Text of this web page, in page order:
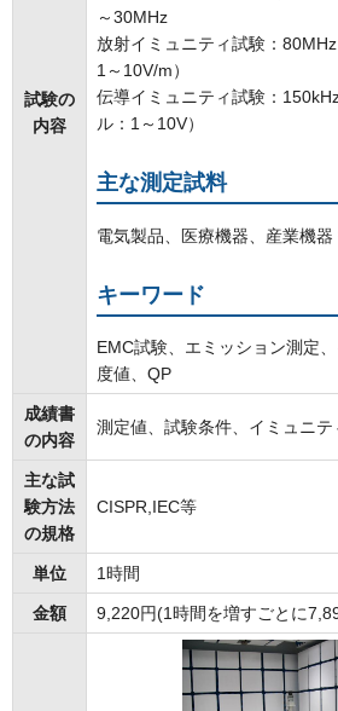
試験の
内容
～30MHz
放射イミュニティ試験：
1～10V/m）
伝導イミュニティ試験：
ル：1～10V）
主な測定試料
電気製品、医療機器、産業機器
キーワード
EMC試験、エミッション測定
度値、QP
成績書
の内容
測定値、試験条件、イミュニテ
主な試
験方法
の規格
CISPR,IEC等
単位 1時間
金額 9,220円(1時間を増すごとに